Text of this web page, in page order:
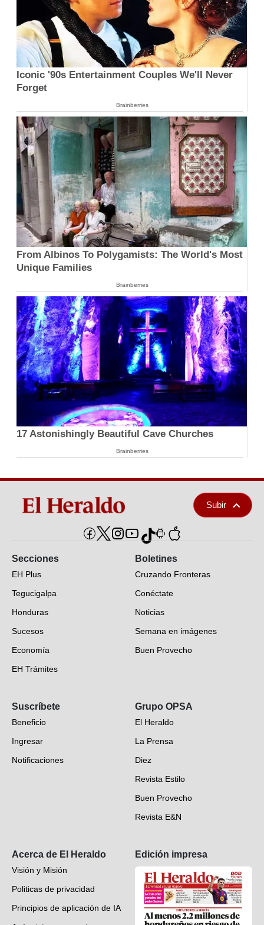
Iconic '90s Entertainment Couples We'll Never
Forget
Brainberries
From Albinos To Polygamists: The World's Most
Unique Families
Brainberries
17 Astonishingly Beautiful Cave Churches
Brainberries
Subir
Secciones
EH Plus
Tegucigalpa
Honduras
Sucesos
Economía
EH Trámites
EH Verifica
Fotogalerías
Deportes
Videos
Boletines
Cruzando Fronteras
Conéctate
Noticias
Semana en imágenes
Buen Provecho
Suscríbete
Beneficio
Ingresar
Notificaciones
Grupo OPSA
El Heraldo
La Prensa
Diez
Revista Estilo
Buen Provecho
Revista E&N
Acerca de El Heraldo
Visión y Misión
Politicas de privacidad
Principios de aplicación de IA
Edición impresa